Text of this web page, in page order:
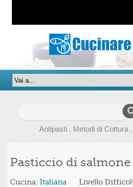
Antipasti , Metodi di Cottura ,
Pasticcio di salmone
Cucina: Italiana Livello